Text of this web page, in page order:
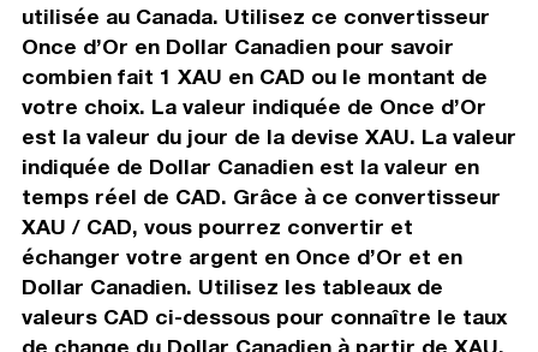
utilisée au Canada. Utilisez ce convertisseur
Once d’Or en Dollar Canadien pour savoir
combien fait 1 XAU en CAD ou le montant de
votre choix. La valeur indiquée de Once d’Or
est la valeur du jour de la devise XAU. La valeur
indiquée de Dollar Canadien est la valeur en
temps réel de CAD. Grâce à ce convertisseur
XAU / CAD, vous pourrez convertir et
échanger votre argent en Once d’Or et en
Dollar Canadien. Utilisez les tableaux de
valeurs CAD ci-dessous pour connaître le taux
de change du Dollar Canadien à partir de XAU,